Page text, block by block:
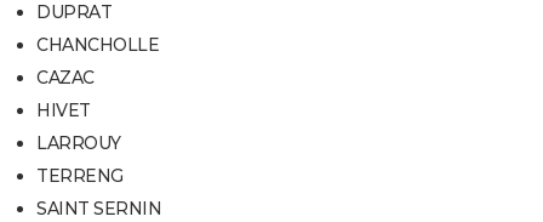
DUPRAT
CHANCHOLLE
CAZAC
HIVET
LARROUY
TERRENG
SAINT SERNIN